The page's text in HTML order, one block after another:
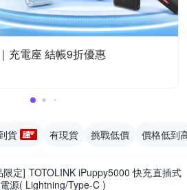
充電座 結帳9折優惠
貨 有現貨 挑戰低價 價格低到
限定] TOTOLINK iPuppy5000 快充直插式
源( Lightning/Type-C )